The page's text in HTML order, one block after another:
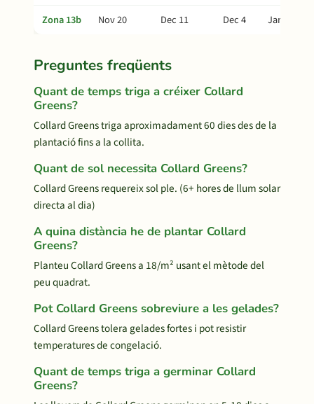
Zona 13b Nov 20 Dec 11 Dec 4 Jan 30
Preguntes freqüents
Quant de temps triga a créixer Collard
Greens?
Collard Greens triga aproximadament 60 dies des de la
plantació fins a la collita.
Quant de sol necessita Collard Greens?
Collard Greens requereix sol ple. (6+ hores de llum solar
directa al dia)
A quina distància he de plantar Collard
Greens?
Planteu Collard Greens a 18/m² usant el mètode del
peu quadrat.
Pot Collard Greens sobreviure a les gelades?
Collard Greens tolera gelades fortes i pot resistir
temperatures de congelació.
Quant de temps triga a germinar Collard
Greens?